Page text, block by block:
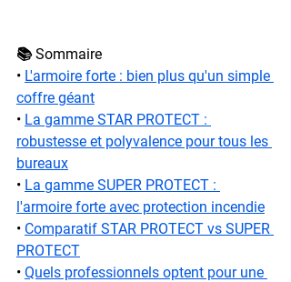
📚 Sommaire
• L'armoire forte : bien plus qu'un simple
coffre géant
• La gamme STAR PROTECT :
robustesse et polyvalence pour tous les
bureaux
• La gamme SUPER PROTECT :
l'armoire forte avec protection incendie
• Comparatif STAR PROTECT vs SUPER
PROTECT
• Quels professionnels optent pour une